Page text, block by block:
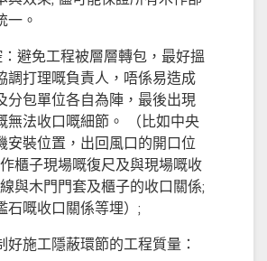
一。
避免工程被層層轉包，最好搵
調打理嘅負責人，唔係易造成
分包單位各自為陣，最後出現
無法收口嘅細節。 （比如中央
安裝位置，出回風口的開口位
櫃子現場嘅復尺及與現場嘅收
與木門門套及櫃子的收口關係;
石嘅收口關係等埋）;
好施工隱蔽環節的工程質量：